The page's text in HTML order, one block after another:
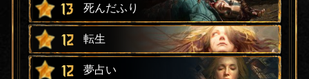
13 死んだふり
12 転生
12 夢占い